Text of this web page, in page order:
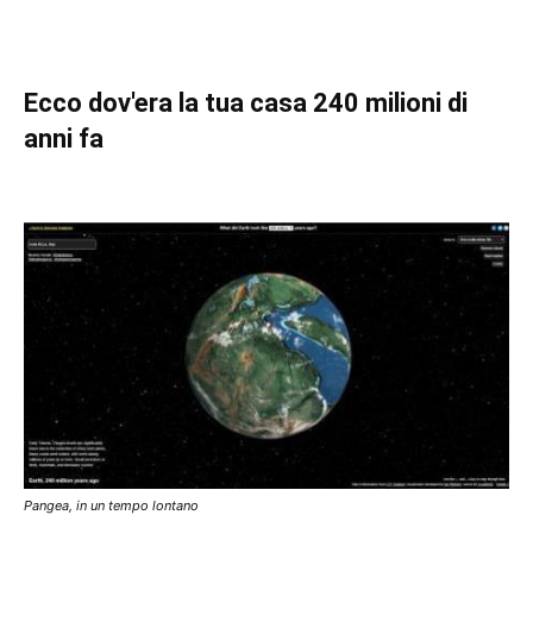
Ecco dov'era la tua casa 240 milioni di
anni fa
Pangea, in un tempo lontano